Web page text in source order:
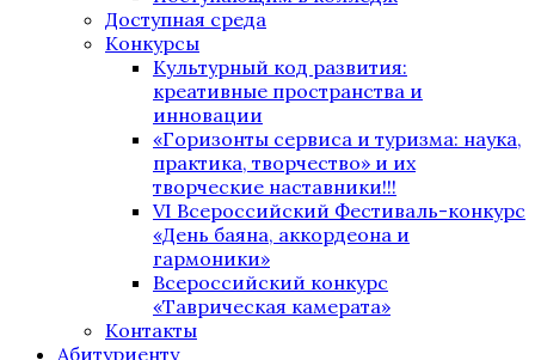
Доступная среда
Конкурсы
Культурный код развития:
креативные пространства и
инновации
«Горизонты сервиса и туризма: наука,
практика, творчество» и их
творческие наставники!!!
VI Всероссийский Фестиваль-конкурс
«День баяна, аккордеона и
гармоники»
Всероссийский конкурс
«Таврическая камерата»
Контакты
Абитуриенту